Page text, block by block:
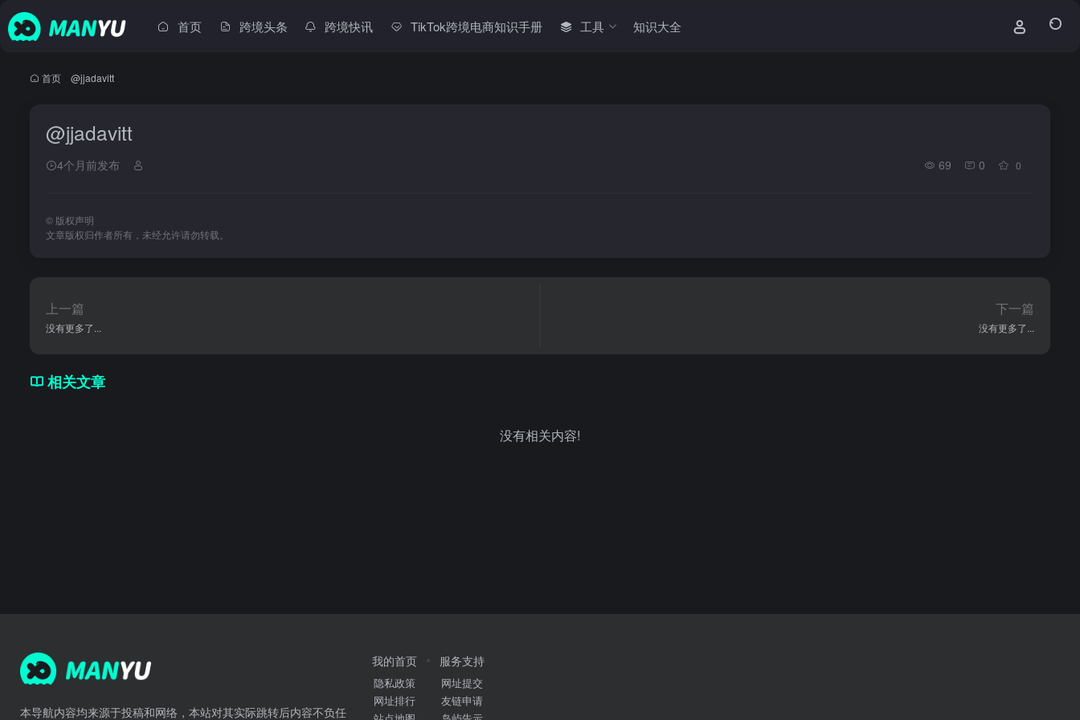
首页 跨境头条 跨境快讯 TikTok跨境电商知识手册 工具 知识大全
首页 @jjadavitt
@jjadavitt
4个月前发布 69 0 0
© 版权声明
文章版权归作者所有，未经允许请勿转载。
上一篇
没有更多了...
下一篇
没有更多了...
相关文章
没有相关内容!
本导航内容均来源于投稿和网络，本站对其实际跳转后内容不负任
我的首页
隐私政策
网址排行
服务支持
网址提交
友链申请